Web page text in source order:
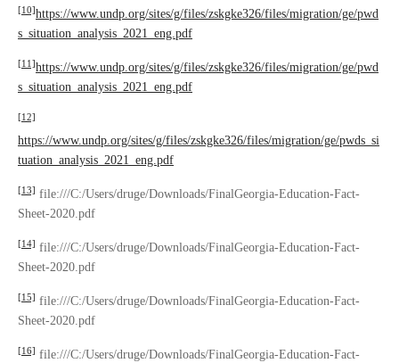
[10]https://www.undp.org/sites/g/files/zskgke326/files/migration/ge/pwd
s_situation_analysis_2021_eng.pdf
[11]https://www.undp.org/sites/g/files/zskgke326/files/migration/ge/pwd
s_situation_analysis_2021_eng.pdf
[12]
https://www.undp.org/sites/g/files/zskgke326/files/migration/ge/pwds_si
tuation_analysis_2021_eng.pdf
[13] file:///C:/Users/druge/Downloads/FinalGeorgia-Education-Fact-
Sheet-2020.pdf
[14] file:///C:/Users/druge/Downloads/FinalGeorgia-Education-Fact-
Sheet-2020.pdf
[15] file:///C:/Users/druge/Downloads/FinalGeorgia-Education-Fact-
Sheet-2020.pdf
[16] file:///C:/Users/druge/Downloads/FinalGeorgia-Education-Fact-